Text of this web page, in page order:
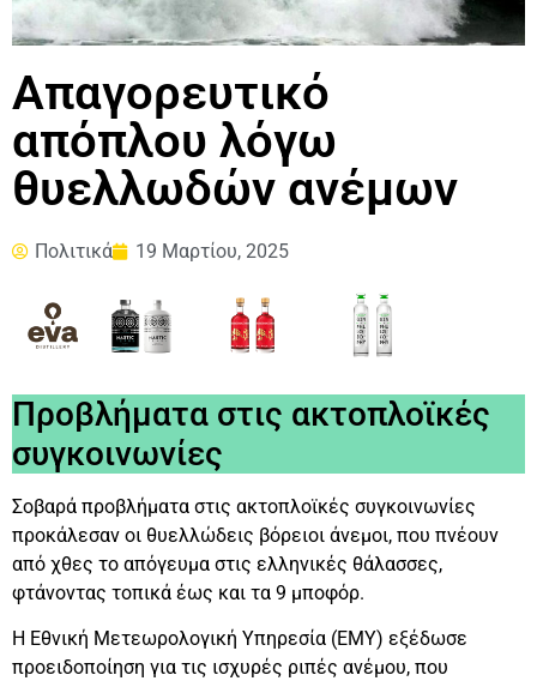
Απαγορευτικό
απόπλου λόγω
θυελλωδών ανέμων
Πολιτικά 19 Μαρτίου, 2025
Προβλήματα στις ακτοπλοϊκές
συγκοινωνίες
Σοβαρά προβλήματα στις ακτοπλοϊκές συγκοινωνίες
προκάλεσαν οι θυελλώδεις βόρειοι άνεμοι, που πνέουν
από χθες το απόγευμα στις ελληνικές θάλασσες,
φτάνοντας τοπικά έως και τα 9 μποφόρ.
Η Εθνική Μετεωρολογική Υπηρεσία (ΕΜΥ) εξέδωσε
προειδοποίηση για τις ισχυρές ριπές ανέμου, που